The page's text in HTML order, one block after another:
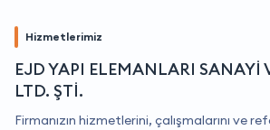
Hizmetlerimiz
EJD YAPI ELEMANLARI SANAYİ
LTD. ŞTİ.
Firmanızın hizmetlerini, çalışmalarını ve